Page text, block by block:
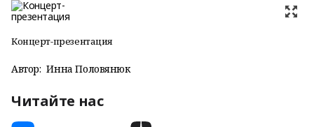
Концерт-презентация
Автор: Инна Половянюк
Читайте нас